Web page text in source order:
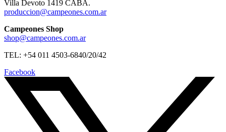
Villa Devoto 1419 CABA.
produccion@campeones.com.ar
Campeones Shop
shop@campeones.com.ar
TEL: +54 011 4503-6840/20/42
Facebook